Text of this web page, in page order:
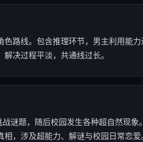
路线。包含推理环节，男主利用能力
决过程平淡，共通线过长。
谜题，随后校园发生各种超自然现象
，涉及超能力、解谜与校园日常恋爱